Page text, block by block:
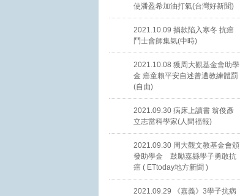
使潘盈希加油打氣(台灣好新聞)
2021.10.09 捐款陷入寒冬 抗癌
鬥士會師集氣(中時)
2021.10.08 獲周大觀基金會助學
金 癌童賴平安自述曾遭教練體罰
(自由)
2021.09.30 病床上讀書 翁俊彥
立志當科學家(人間福報)
2021.09.30 周大觀文教基金會頒
發助學金 鼓勵嘉縣學子勇敢抗
癌 ( ETtoday地方新聞 )
2021.09.29 《嘉義》3學子抗病